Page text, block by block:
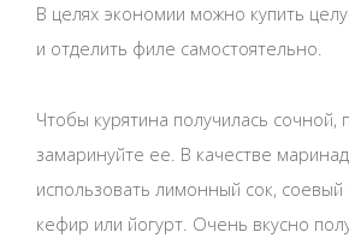
В целях экономии можно купить
и отделить филе самостоятельно.
Чтобы курятина получилась сочной,
замаринуйте ее. В качестве
использовать лимонный сок,
кефир или йогурт. Очень вкусно